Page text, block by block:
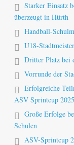
Starker Einsatz
überzeugt in Hürth
Handball-
U18-
Dritter Platz bei
Vorrunde der
Erfolgreiche
ASV Sprintcup 2025
Große Erfolge
Schulen
ASV-Sprintcup